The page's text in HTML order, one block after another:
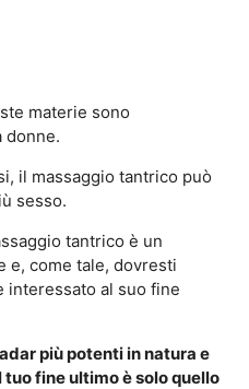
materie sono
donne.
il massaggio tantrico può
sesso.
tantrico è un
e, come tale, dovresti
interessato al suo fine
più potenti in natura e
fine ultimo è solo quello